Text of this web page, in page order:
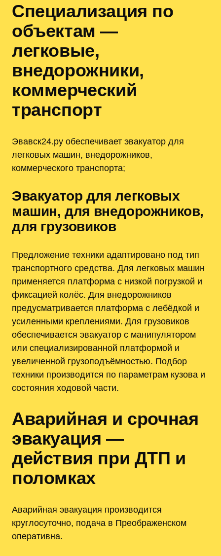
Специализация по
объектам —
легковые,
внедорожники,
коммерческий
транспорт
Эвавск24.ру обеспечивает эвакуатор для
легковых машин, внедорожников,
коммерческого транспорта;
Эвакуатор для легковых
машин, для внедорожников,
для грузовиков
Предложение техники адаптировано под тип
транспортного средства. Для легковых машин
применяется платформа с низкой погрузкой и
фиксацией колёс. Для внедорожников
предусматривается платформа с лебёдкой и
усиленными креплениями. Для грузовиков
обеспечивается эвакуатор с манипулятором
или специализированной платформой и
увеличенной грузоподъёмностью. Подбор
техники производится по параметрам кузова и
состояния ходовой части.
Аварийная и срочная
эвакуация —
действия при ДТП и
поломках
Аварийная эвакуация производится
круглосуточно, подача в Преображенском
оперативна.